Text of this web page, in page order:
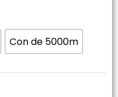
Con de 5000m